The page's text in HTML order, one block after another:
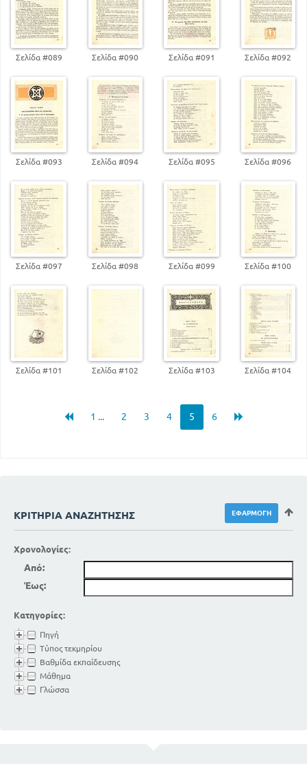
Σελίδα #089 Σελίδα #090 Σελίδα #091 Σελίδα #092
Σελίδα #093 Σελίδα #094 Σελίδα #095 Σελίδα #096
Σελίδα #097 Σελίδα #098 Σελίδα #099 Σελίδα #100
Σελίδα #101 Σελίδα #102 Σελίδα #103 Σελίδα #104
1 ... 2 3 4 5 6
ΚΡΙΤΉΡΙΑ ΑΝΑΖΉΤΗΣΗΣ
Χρονολογίες:
Από:
Έως:
Κατηγορίες:
Πηγή
Τύπος τεκμηρίου
Βαθμίδα εκπαίδευσης
Μάθημα
Γλώσσα